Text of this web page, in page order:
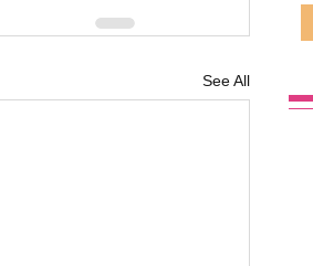
See All